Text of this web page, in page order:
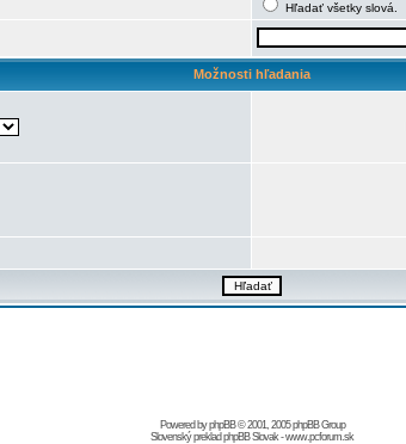
Hľadať všetky slová.
Možnosti hľadania
Powered byphpBB© 2001, 2005 phpBB Group
Slovenský preklad phpBB Slovak-www.pcforum.sk